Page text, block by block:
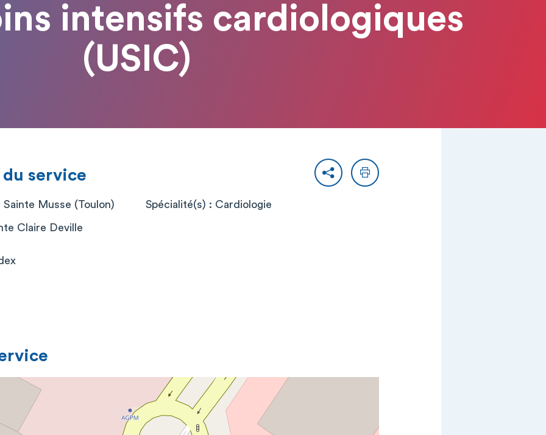
intensifs cardiologiques
(USIC)
PartagerImprimer
service
Musse (Toulon)
Claire Deville
Spécialité(s) : Cardiologie